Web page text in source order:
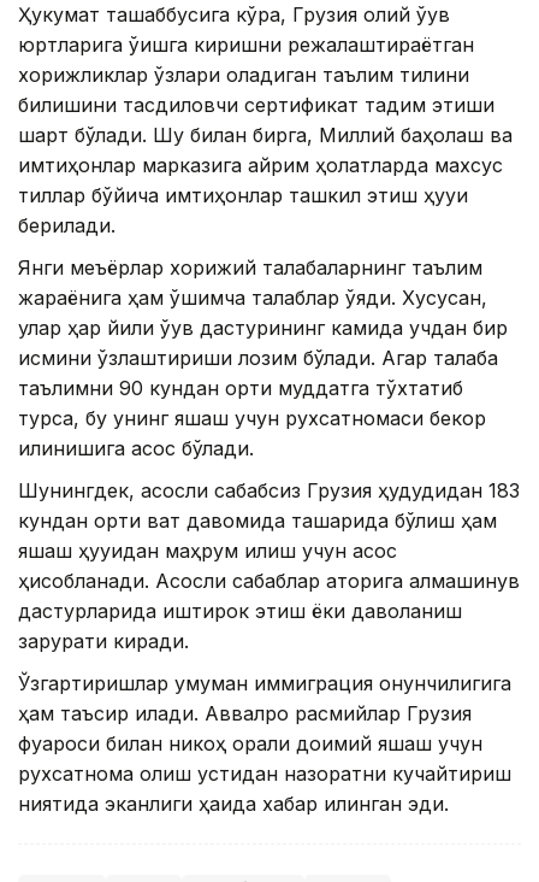
Ҳукумат ташаббусига кўра, Грузия олий ўқув
юртларига ўқишга киришни режалаштираётган
хорижликлар ўзлари оладиган таълим тилини
билишини тасдиқловчи сертификат тақдим этиши
шарт бўлади. Шу билан бирга, Миллий баҳолаш ва
имтиҳонлар марказига айрим ҳолатларда махсус
тиллар бўйича имтиҳонлар ташкил этиш ҳуқуқи
берилади.
Янги меъёрлар хорижий талабаларнинг таълим
жараёнига ҳам қўшимча талаблар қўяди. Хусусан,
улар ҳар йили ўқув дастурининг камида учдан бир
қисмини ўзлаштириши лозим бўлади. Агар талаба
таълимни 90 кундан ортиқ муддатга тўхтатиб
турса, бу унинг яшаш учун рухсатномаси бекор
қилинишига асос бўлади.
Шунингдек, асосли сабабсиз Грузия ҳудудидан 183
кундан ортиқ вақт давомида ташқарида бўлиш ҳам
яшаш ҳуқуқидан маҳрум қилиш учун асос
ҳисобланади. Асосли сабаблар қаторига алмашинув
дастурларида иштирок этиш ёки даволаниш
зарурати киради.
Ўзгартиришлар умуман иммиграция қонунчилигига
ҳам таъсир қилади. Аввалроқ расмийлар Грузия
фуқароси билан никоҳ орқали доимий яшаш учун
рухсатнома олиш устидан назоратни кучайтириш
ниятида эканлиги ҳақида хабар қилинган эди.